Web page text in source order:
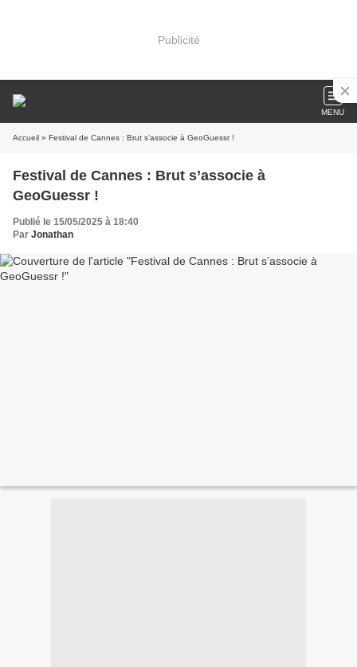
Publicité
MENU
Accueil » Festival de Cannes : Brut s’associe à GeoGuessr !
Festival de Cannes : Brut s’associe à
GeoGuessr !
Publié le 15/05/2025 à 18:40
Par Jonathan